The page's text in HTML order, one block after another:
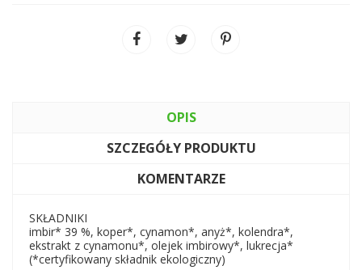
OPIS
SZCZEGÓŁY PRODUKTU
KOMENTARZE
SKŁADNIKI
imbir* 39 %, koper*, cynamon*, anyż*, kolendra*,
ekstrakt z cynamonu*, olejek imbirowy*, lukrecja*
(*certyfikowany składnik ekologiczny)